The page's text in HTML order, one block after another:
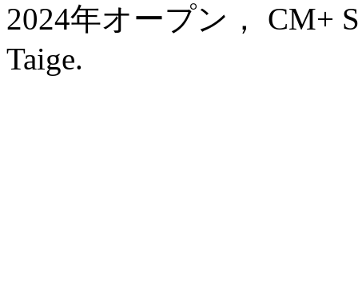
2024年オープン， CM+
Taige.